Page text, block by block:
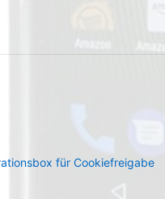
für Cookiefreigabe